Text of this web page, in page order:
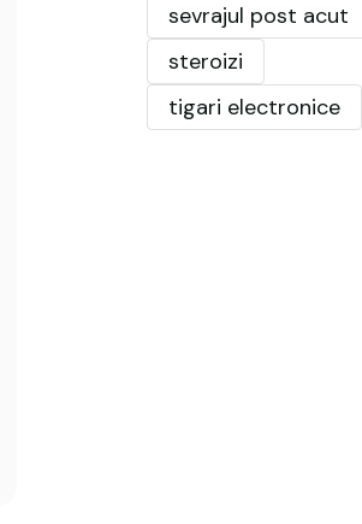
sevrajul post acut
steroizi
tigari electronice